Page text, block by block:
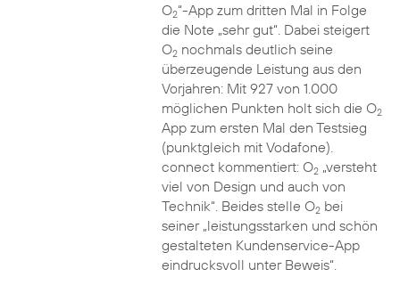
O2“-App zum dritten Mal in Folge
die Note „sehr gut“. Dabei steigert
O2nochmals deutlich seine
überzeugende Leistung aus den
Vorjahren: Mit 927 von 1.000
möglichen Punkten holt sich die O2
App zum ersten Mal den Testsieg
(punktgleich mit Vodafone).
connect kommentiert: O2„versteht
viel von Design und auch von
Technik“. Beides stelle O2bei
seiner „leistungsstarken und schön
gestalteten Kundenservice-App
eindrucksvoll unter Beweis“.